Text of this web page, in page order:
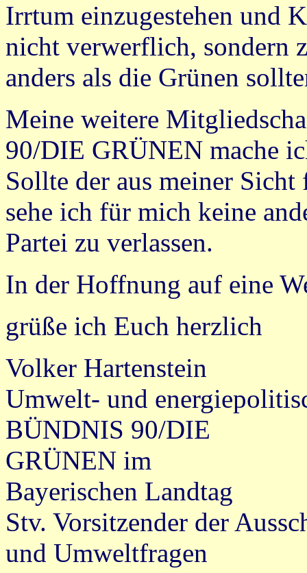
Irrtum einzugestehen und
nicht verwerflich, sondern
anders als die Grünen
Meine weitere
90/DIE GRÜNEN mache
Sollte der aus meiner
sehe ich für mich keine
Partei zu verlassen.
In der Hoffnung auf eine
grüße ich Euch herzlich
Volker Hartenstein
Umwelt- und
BÜNDNIS 90/DIE
GRÜNEN im
Bayerischen Landtag
Stv. Vorsitzender der
und Umweltfragen